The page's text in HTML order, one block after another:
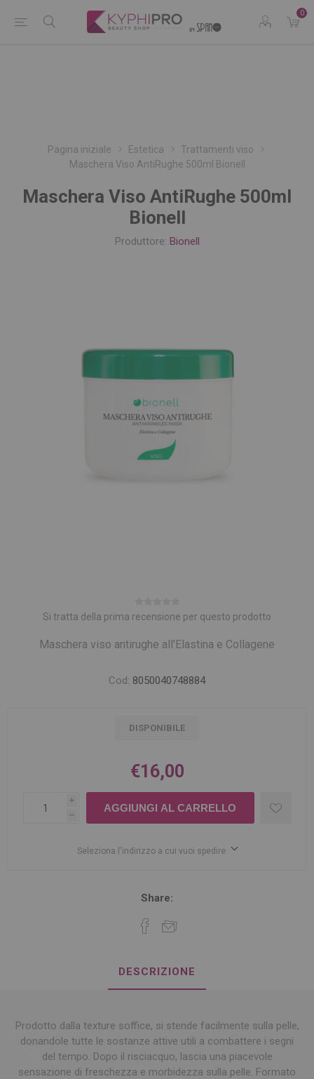
0
Pagina iniziale Estetica
Trattamenti viso
Maschera Viso AntiRughe 500ml Bionell
Maschera Viso AntiRughe 500ml
Bionell
Produttore: Bionell
Si tratta della prima recensione per questo prodotto
Maschera viso antirughe all'Elastina e Collagene
Cod: 8050040748884
DISPONIBILE
€16,00
i
h
Seleziona l'indirizzo a cui vuoi spedire
Share:
DESCRIZIONE
Prodotto dalla texture soffice, si stende facilmente sulla pelle,
donandole tutte le sostanze attive utili a combattere i segni
del tempo. Dopo il risciacquo, lascia una piacevole
sensazione di freschezza e morbidezza sulla pelle. Formato